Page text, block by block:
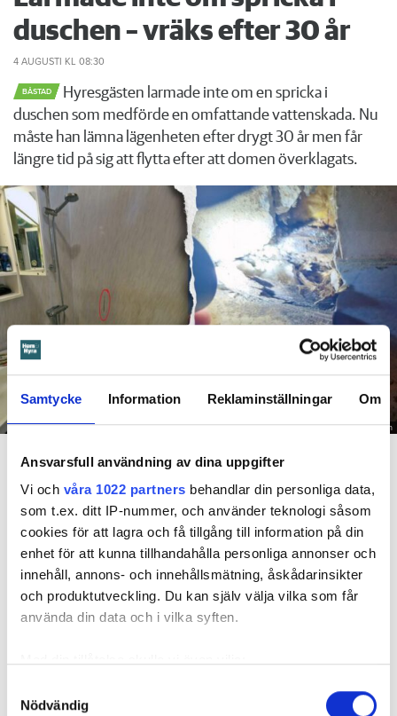
Samtycke Information Reklaminställningar Om
Ansvarsfull användning av dina uppgifter
Vi och våra 1022 partners behandlar din personliga data,
som t.ex. ditt IP-nummer, och använder teknologi såsom
cookies för att lagra och få tillgång till information på din
enhet för att kunna tillhandahålla personliga annonser och
innehåll, annons- och innehållsmätning, åskådarinsikter
och produktutveckling. Du kan själv välja vilka som får
använda din data och i vilka syften.
som kan ha en noggrannhet på upp till flera meter
Nödvändig
duschen – vräks efter 30 år
4 AUGUSTI KL 08:30
BÅSTAD
Hyresgästen larmade inte om en spricka i
duschen som medförde en omfattande vattenskada. Nu
måste han lämna lägenheten efter drygt 30 år men får
längre tid på sig att flytta efter att domen överklagats.
Foto: Hyresnämnden
röda markeringarna) och orsakat rötskador i syllen.
Dela Tweeta
Hyresgästen har bott i lägenheten i skånska Båstad sedan
1995 men måste nu flytta sedan hans kontrakt prövats både
i hyresnämnden och i hovrätten.
Det var när hyresvärdens hantverkare skulle byta ett
plastmattan på väggen i duschen upptäcktes. Strax efter